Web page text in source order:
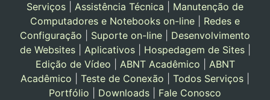
Serviços
Assistência Técnica
Manutenção de
Computadores e Notebooks on-line
Redes e
Configuração
Suporte on-line
Desenvolvimento
de Websites| Aplicativos| Hospedagem de Sites|
Edição de Vídeo
ABNT Acadêmico
ABNT
Acadêmico
Teste de Conexão Todos Serviços
Portfólio
Downloads Fale Conosco